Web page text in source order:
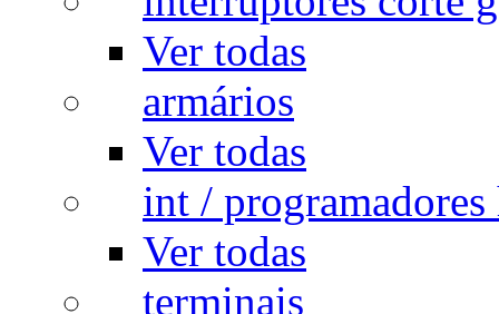
Ver todas
armários
Ver todas
int / programadores
Ver todas
terminais